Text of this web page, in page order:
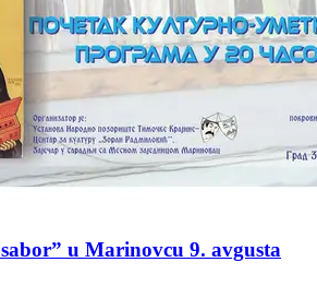
u Marinovcu 9. avgusta